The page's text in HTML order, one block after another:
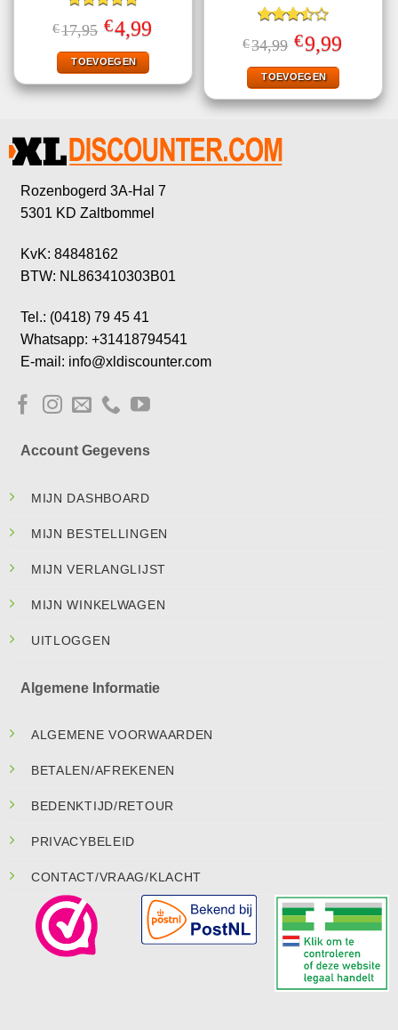
Gewaardeerd
5.00uit 5
€17,95 Oorspronkelijke
prijs
was:
€17,95.
€4,99Huidige
prijs
TOEVOEGEN
Gewaardeerd
3.50uit
€34,99 Oorspronkelijke
prijs
was:
€34,99.
€9,99Huidige
prijs
TOEVOEGEN
Rozenbogerd 3A-Hal 7
5301 KD Zaltbommel
KvK: 84848162
BTW: NL863410303B01
Tel.: (0418) 79 45 41
Whatsapp: +31418794541
E-mail: info@xldiscounter.com
Account Gegevens
MIJN DASHBOARD
MIJN BESTELLINGEN
MIJN VERLANGLIJST
MIJN WINKELWAGEN
UITLOGGEN
Algemene Informatie
ALGEMENE VOORWAARDEN
BETALEN/AFREKENEN
BEDENKTIJD/RETOUR
PRIVACYBELEID
CONTACT/VRAAG/KLACHT